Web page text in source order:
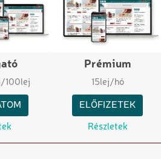
/100lej
Prémium
15lej/hó
ELŐFIZETEK
Részletek